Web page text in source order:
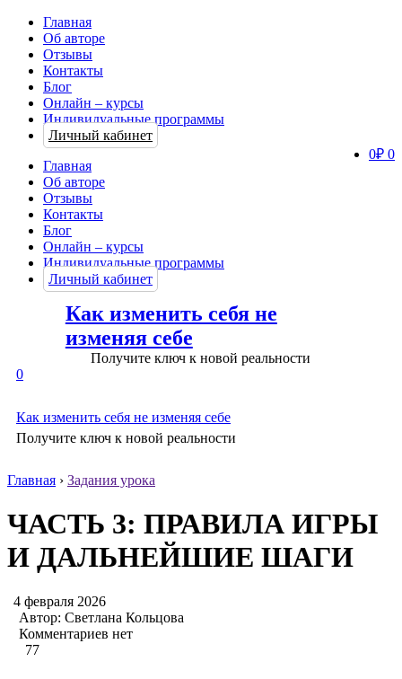
Главная
Об авторе
Отзывы
Контакты
Блог
Онлайн – курсы
Индивидуальные программы
Личный кабинет
0₽ 0
Главная
Об авторе
Отзывы
Контакты
Блог
Онлайн – курсы
Индивидуальные программы
Личный кабинет
Как изменить себя не
изменяя себе
Получите ключ к новой реальности
0
Как изменить себя не изменяя себе
Получите ключ к новой реальности
Главная › Задания урока
ЧАСТЬ 3: ПРАВИЛА ИГРЫ
И ДАЛЬНЕЙШИЕ ШАГИ
4 февраля 2026
Автор: Светлана Кольцова
Комментариев нет
77